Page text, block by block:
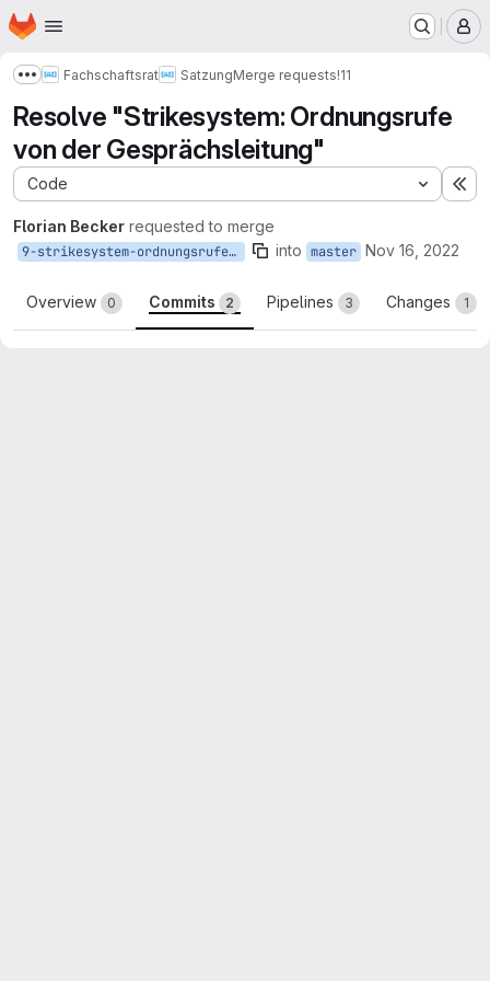
Skip to main content
Homepage
Show more breadcrumbs
Fachschaftsrat SatzungMerge requests!11
Resolve "Strikesystem: Ordnungsrufe
von der Gesprächsleitung"
Code
Florian Becker requested to merge
9-strikesystem-ordnungsrufe-von-der-gesprachsleitung into master Nov 16, 2022
Overview 0 Commits 2 Pipelines 3 Changes 1